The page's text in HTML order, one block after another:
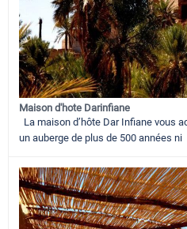
Maison d'hote Darinfiane
La maison d’hôte Dar Infiane vous
un auberge de plus de 500 années ni